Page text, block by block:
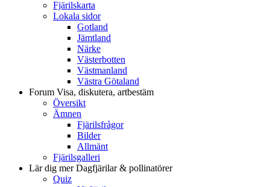
Fjärilskarta
Lokala sidor
Gotland
Jämtland
Närke
Västerbotten
Västmanland
Västra Götaland
Forum Visa, diskutera, artbestäm
Översikt
Ämnen
Fjärilsfrågor
Bilder
Allmänt
Fjärilsgalleri
Lär dig merDagfjärilar & pollinatörer
Quiz